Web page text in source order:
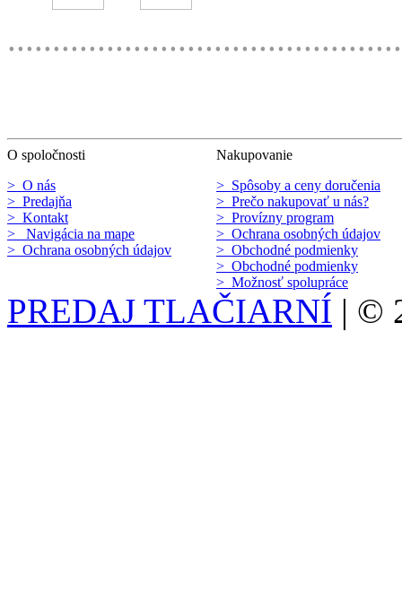
O spoločnosti
> O nás
> Predajňa
> Kontakt
> Navigácia na mape
> Ochrana osobných údajov
Nakupovanie
> Spôsoby a ceny doručenia
> Prečo nakupovať u nás?
> Provízny program
> Ochrana osobných údajov
> Obchodné podmienky
> Obchodné podmienky
> Možnosť spolupráce
PREDAJ TLAČIARNÍ | ©